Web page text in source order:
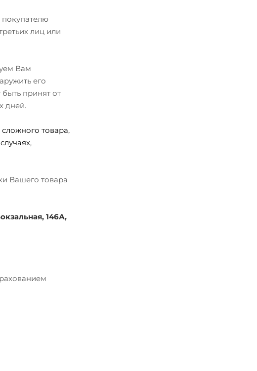
покупателю
лиц или
Вам
его
принят от
дней.
товара,
Вашего товара
146А,